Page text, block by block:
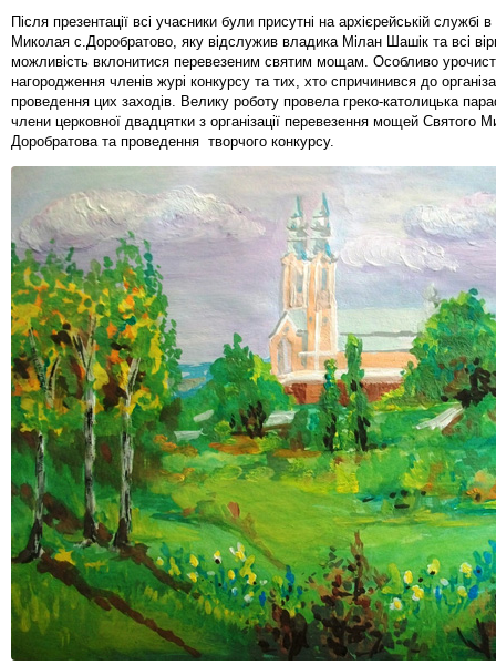
Після презентації всі учасники були присутні на архієрейській службі
Миколая с.Доробратово, яку відслужив владика Мілан Шашік та всі
можливість вклонитися перевезеним святим мощам. Особливо
нагородження членів журі конкурсу та тих, хто спричинився до
проведення цих заходів. Велику роботу провела греко-католицька
члени церковної двадцятки з організації перевезення мощей Святого
Доробратова та проведення творчого конкурсу.